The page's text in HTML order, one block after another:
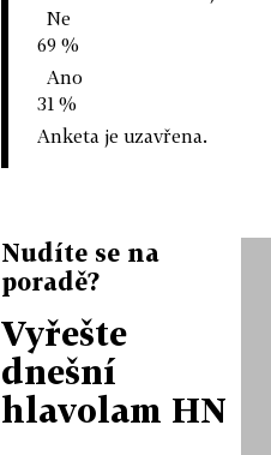
Ne
69 %
Ano
31 %
Anketa je uzavřena.
Nudíte se na
poradě?
Vyřešte
dnešní
hlavolam HN